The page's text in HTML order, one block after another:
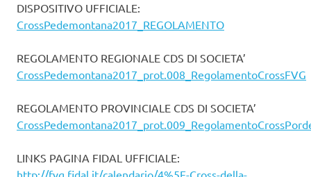
DISPOSITIVO UFFICIALE:
CrossPedemontana2017_REGOLAMENTO
REGOLAMENTO REGIONALE CDS DI SOCIETA’
CrossPedemontana2017_prot.008_RegolamentoCrossFVG
REGOLAMENTO PROVINCIALE CDS DI SOCIETA’
LINKS PAGINA FIDAL UFFICIALE: